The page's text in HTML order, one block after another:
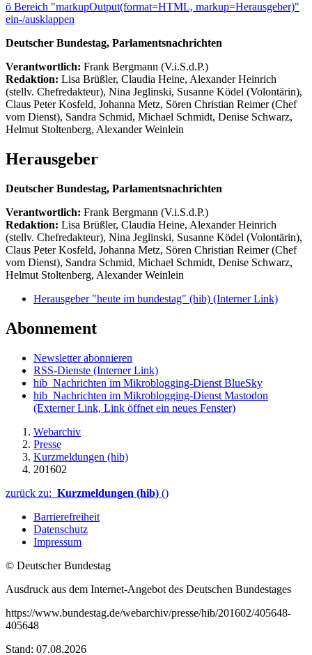
ö Bereich "markupOutput(format=HTML, markup=Herausgeber)"
ein-/ausklappen
Deutscher Bundestag, Parlamentsnachrichten
Verantwortlich: Frank Bergmann (V.i.S.d.P.)
Redaktion: Lisa Brüßler, Claudia Heine, Alexander Heinrich
(stellv. Chefredakteur), Nina Jeglinski, Susanne Ködel (Volontärin),
Claus Peter Kosfeld, Johanna Metz, Sören Christian Reimer (Chef
vom Dienst), Sandra Schmid, Michael Schmidt, Denise Schwarz,
Helmut Stoltenberg, Alexander Weinlein
Herausgeber
Deutscher Bundestag, Parlamentsnachrichten
Verantwortlich: Frank Bergmann (V.i.S.d.P.)
Redaktion: Lisa Brüßler, Claudia Heine, Alexander Heinrich
(stellv. Chefredakteur), Nina Jeglinski, Susanne Ködel (Volontärin),
Claus Peter Kosfeld, Johanna Metz, Sören Christian Reimer (Chef
vom Dienst), Sandra Schmid, Michael Schmidt, Denise Schwarz,
Helmut Stoltenberg, Alexander Weinlein
Herausgeber "heute im bundestag" (hib) (Interner Link)
Abonnement
Newsletter abonnieren
RSS-Dienste (Interner Link)
hib_Nachrichten im Mikroblogging-Dienst BlueSky
hib_Nachrichten im Mikroblogging-Dienst Mastodon
(Externer Link, Link öffnet ein neues Fenster)
Webarchiv
Presse
Kurzmeldungen (hib)
201602
zurück zu: Kurzmeldungen (hib) ()
Barrierefreiheit
Datenschutz
Impressum
© Deutscher Bundestag
Ausdruck aus dem Internet-Angebot des Deutschen Bundestages
https://www.bundestag.de/webarchiv/presse/hib/201602/405648-
405648
Stand: 07.08.2026